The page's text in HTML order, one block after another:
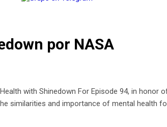
por NASA
with Shinedown For Episode 94, in honor
similarities and importance of mental health